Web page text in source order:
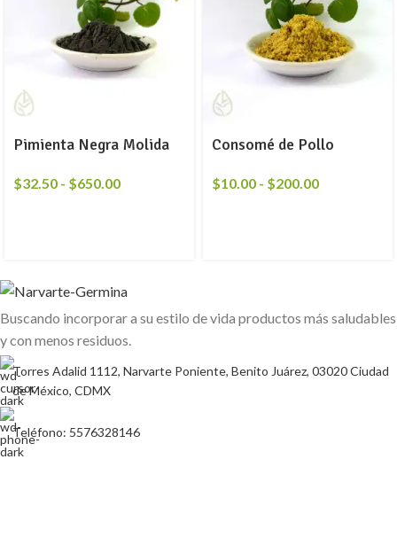
Pimienta Negra Molida
$32.50 - $650.00
Consomé de Pollo
$10.00 - $200.00
Buscando incorporar a su estilo de vida productos más saludables
y con menos residuos.
Torres Adalid 1112, Narvarte Poniente, Benito Juárez, 03020 Ciudad
de México, CDMX
Teléfono: 5576328146